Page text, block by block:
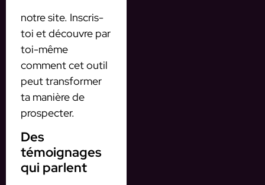
notre site. Inscris-
toi et découvre par
toi-même
comment cet outil
peut transformer
ta manière de
prospecter.
Des
témoignages
qui parlent